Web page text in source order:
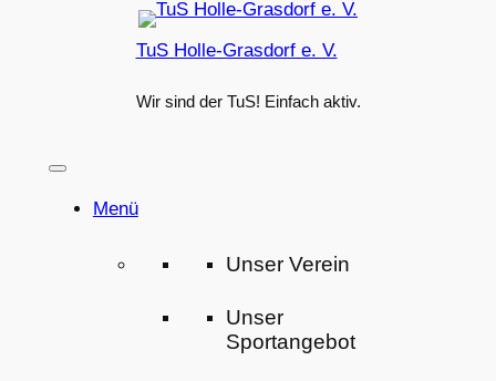
TuS Holle-Grasdorf e. V.
Wir sind der TuS! Einfach aktiv.
Menü
Unser Verein
Unser
Sportangebot